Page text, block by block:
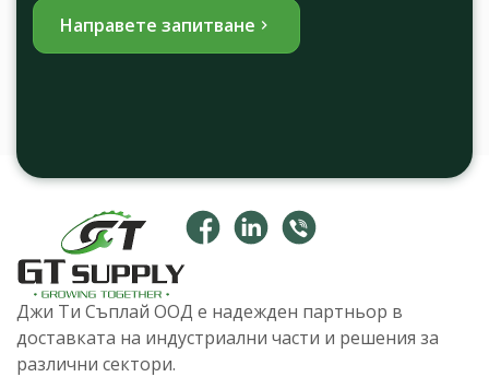
Направете запитване
Джи Ти Съплай ООД е надежден партньор в
доставката на индустриални части и решения за
различни сектори.